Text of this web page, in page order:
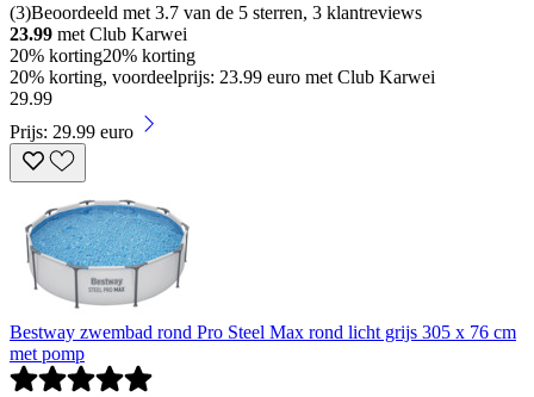
(3)Beoordeeld met 3.7 van de 5 sterren, 3 klantreviews
23.99 met Club Karwei
20% korting20% korting
20% korting, voordeelprijs: 23.99 euro met Club Karwei
29.99
Prijs: 29.99 euro
Bestway zwembad rond Pro Steel Max rond licht grijs 305 x 76 cm
met pomp